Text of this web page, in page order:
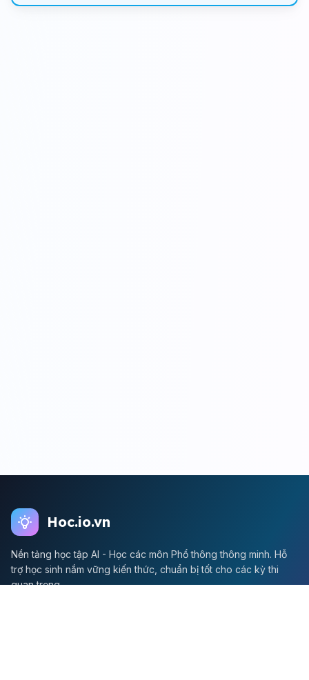
Hoc.io.vn
Nền tảng học tập AI - Học các môn Phổ thông thông minh. Hỗ
trợ học sinh nắm vững kiến thức, chuẩn bị tốt cho các kỳ thi
quan trọng.